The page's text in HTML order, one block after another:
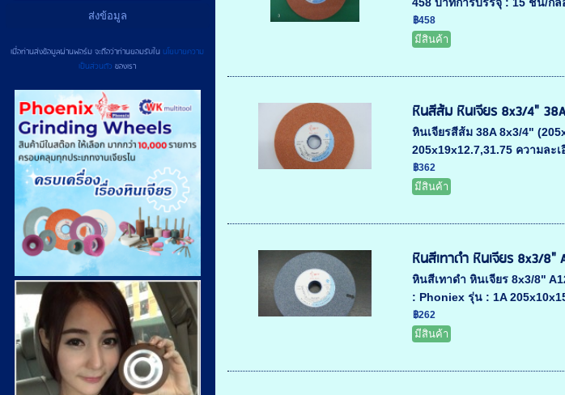
เมื่อท่านส่งข้อมูลผ่านฟอร์ม จะถือว่าท่านยอมรับในนโยบายความ
เป็นส่วนตัวของเรา
฿458
มีสินค้า
หินสีส้ม หินเจียร 8x3/4"
หินเจียรสีส้ม 38A 8x3/4"
205x19x12.7,31.75 ความละ
฿362
มีสินค้า
หินสีเทาดำ หินเจียร 8x3/8"
หินสีเทาดำ หินเจียร 8x3/8"
: Phoniex รุ่น : 1A
฿262
มีสินค้า